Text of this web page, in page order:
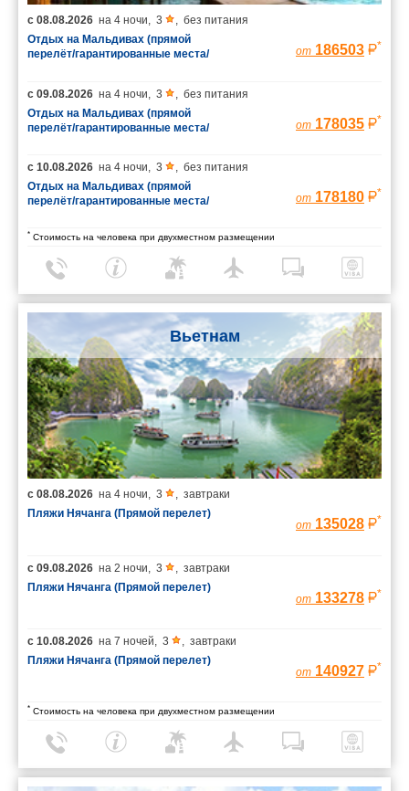
с 08.08.2026 на 4 ночи 3
без питания
Отдых на Мальдивах (прямой
перелёт/гарантированные места/
от 186503 *
с 09.08.2026 на 4 ночи 3
без питания
Отдых на Мальдивах (прямой
перелёт/гарантированные места/
от 178035 *
с 10.08.2026 на 4 ночи 3
без питания
Отдых на Мальдивах (прямой
перелёт/гарантированные места/
от 178180 *
* Стоимость на человека при двухместном размещении
Вьетнам
с 08.08.2026 на 4 ночи, 3 , завтраки
Пляжи Нячанга (Прямой перелет)
от 135028 *
с 09.08.2026 на 2 ночи, 3 , завтраки
Пляжи Нячанга (Прямой перелет)
от 133278 *
с 10.08.2026 на 7 ночей, 3 , завтраки
Пляжи Нячанга (Прямой перелет)
от 140927 *
* Стоимость на человека при двухместном размещении